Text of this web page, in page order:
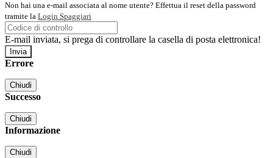
Non hai una e-mail associata al nome utente? Effettua il reset della password
tramite la Login Spaggiari
E-mail inviata, si prega di controllare la casella di posta elettronica!
Errore
Chiudi
Successo
Chiudi
Informazione
Chiudi